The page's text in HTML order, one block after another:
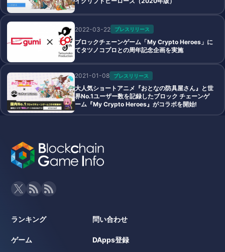
2022-03-22 プレスリリース
ブロックチェーンゲーム「My Crypto Heroes」に
てタツノコプロとの周年記念企画を実施
2021-01-08 プレスリリース
大人気ショートアニメ『おとなの防具屋さん』と世
界No.1ユーザー数を記録したブロック チェーンゲ
ーム『My Crypto Heroes』がコラボを開始!
ランキング
ゲーム
問い合わせ
DApps登録